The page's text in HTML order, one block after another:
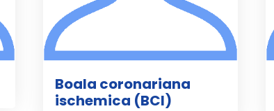
Boala coronariana
ischemica (BCI)